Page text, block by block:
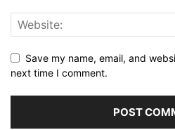
Save my name, email, and
next time I comment.